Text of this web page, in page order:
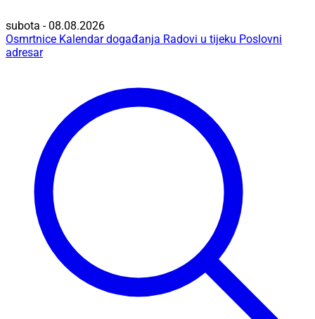
subota - 08.08.2026
Osmrtnice Kalendar događanja Radovi u tijeku Poslovni
adresar